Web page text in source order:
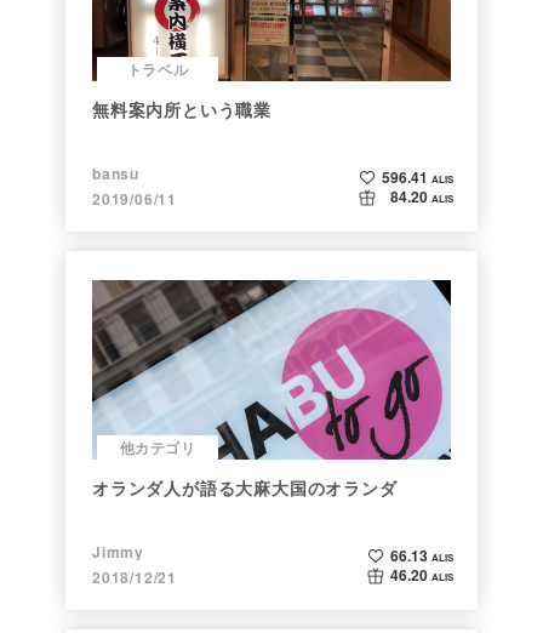
トラベル
無料案内所という職業
bansu
2019/06/11
596.41 ALIS
84.20 ALIS
他カテゴリ
オランダ人が語る大麻大国のオランダ
Jimmy
2018/12/21
66.13 ALIS
46.20 ALIS